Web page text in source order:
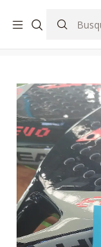
SOMOS